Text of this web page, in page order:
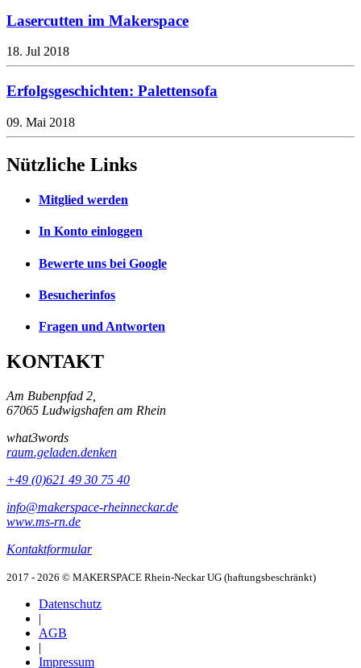
Lasercutten im Makerspace
18. Jul 2018
Erfolgsgeschichten: Palettensofa
09. Mai 2018
Nützliche Links
Mitglied werden
In Konto einloggen
Bewerte uns bei Google
Besucherinfos
Fragen und Antworten
KONTAKT
Am Bubenpfad 2,
67065 Ludwigshafen am Rhein
what3words
raum.geladen.denken
+49 (0)621 49 30 75 40
info@makerspace-rheinneckar.de
www.ms-rn.de
Kontaktformular
2017 - 2026 © MAKERSPACE Rhein-Neckar UG (haftungsbeschränkt)
Datenschutz
|
AGB
|
Impressum